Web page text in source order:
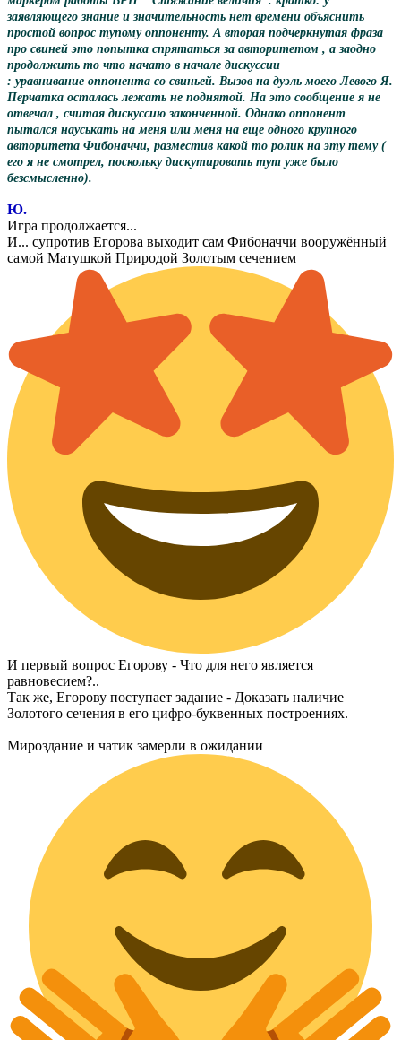
заявляющего знание и значительность нет времени объяснить
простой вопрос тупому оппоненту. А вторая подчеркнутая фраза
про свиней это попытка спрятаться за авторитетом , а заодно
продолжить то что начато в начале дискуссии
: уравнивание оппонента со свиньей. Вызов на дуэль моего Левого Я.
Перчатка осталась лежать не поднятой. На это сообщение я не
отвечал , считая дискуссию законченной. Однако оппонент
пытался науськать на меня или меня на еще одного крупного
авторитета Фибоначчи, разместив какой то ролик на эту тему (
его я не смотрел, поскольку дискутировать тут уже было
безсмысленно).
Ю.
Игра продолжается...
И... супротив Егорова выходит сам Фибоначчи вооружённый
самой Матушкой Природой Золотым сечением
И первый вопрос Егорову - Что для него является
равновесием?..
Так же, Егорову поступает задание - Доказать наличие
Золотого сечения в его цифро-буквенных построениях.
Мироздание и чатик замерли в ожидании